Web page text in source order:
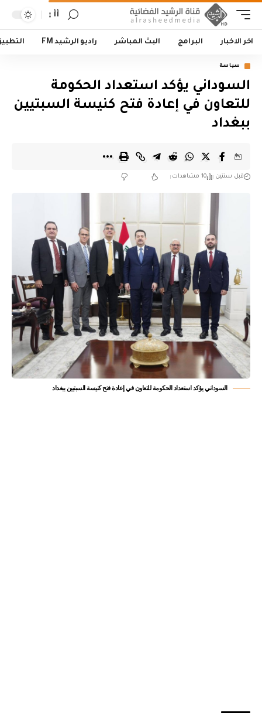
أأ
اخر الاخبار البرامج البث المباشر راديو الرشيد FM
سياسة
السوداني يؤكد استعداد الحكومة
للتعاون في إعادة فتح كنيسة السبتيين
ببغداد
قبل سنتين 10 مشاهدات
السوداني يؤكد استعداد الحكومة للتعاون في إعادة فتح كنيسة السبتيين ببغداد